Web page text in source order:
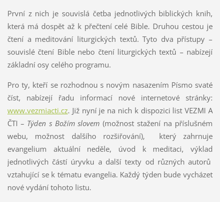
První z nich je souvislá četba jednotlivých biblických knih,
která má dospět až k přečtení celé Bible. Druhou cestou je
čtení a meditování liturgických textů. Tyto dva přístupy –
souvislé čtení Bible nebo čtení liturgických textů – nabízejí
základní osy celého programu.
Pro ty, kteří se rozhodnou s novým nasazením Písmo svaté
číst, nabízejí řadu informací nové internetové stránky:
www.vezmiacti.cz. Již nyní je na nich k dispozici list VEZMI A
ČTI – Týden s Božím slovem (možnost stažení na příslušném
webu, možnost dalšího rozšiřování), který zahrnuje
evangelium aktuální neděle, úvod k meditaci, výklad
jednotlivých částí úryvku a další texty od různých autorů
vztahující se k tématu evangelia. Každý týden bude vycházet
nové vydání tohoto listu.